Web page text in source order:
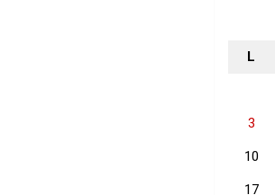
L
3
10
17